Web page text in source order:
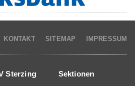
KONTAKT SITEMAP IMPRESSUM
Sterzing Sektionen